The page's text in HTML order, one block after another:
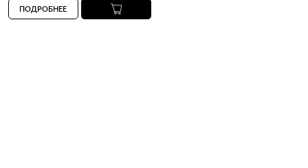
ПОДРОБНЕЕ